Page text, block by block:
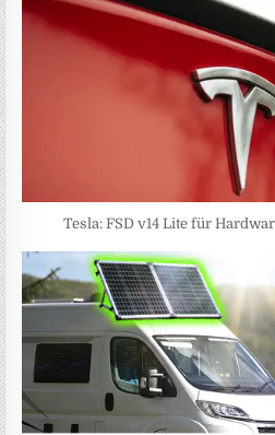
Tesla: FSD v14 Lite für